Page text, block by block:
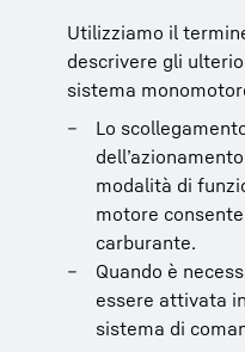
Utilizziamo il
descrivere gli
sistema
Lo
modalità di
motore
carburante.
Quando è
essere attivata
sistema di